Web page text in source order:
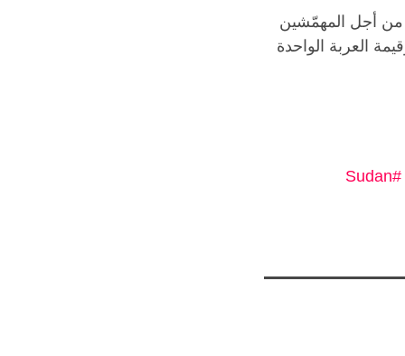
من أجل المهمّشين
العربة الواحدة
#Sudan